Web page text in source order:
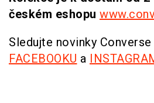
českém eshopu
Sledujte novinky Converse
FACEBOOKU a